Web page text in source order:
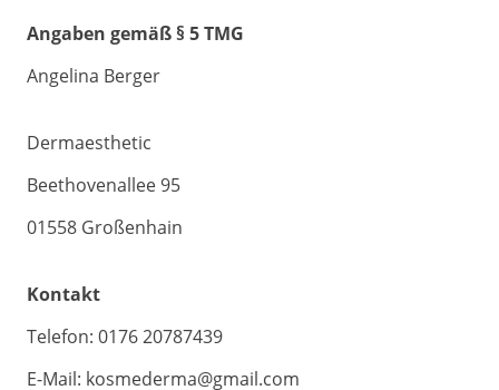
Angaben gemäß § 5 TMG
Angelina Berger
Dermaesthetic
Beethovenallee 95
01558 Großenhain
Kontakt
Telefon: 0176 20787439
E-Mail: kosmederma@gmail.com